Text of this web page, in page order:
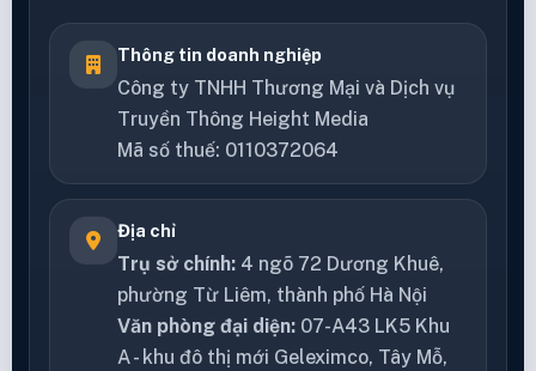
Thông tin doanh nghiệp
Công ty TNHH Thương Mại và Dịch vụ
Truyền Thông Height Media
Mã số thuế: 0110372064
Địa chỉ
Trụ sở chính: 4 ngõ 72 Dương Khuê,
phường Từ Liêm, thành phố Hà Nội
Văn phòng đại diện: 07-A43 LK5 Khu
A - khu đô thị mới Geleximco, Tây Mỗ,